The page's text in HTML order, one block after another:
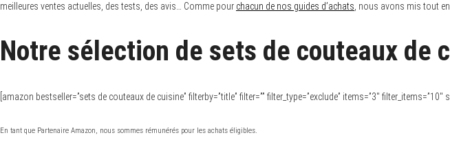
meilleures ventes actuelles, des tests, des avis… Comme pour chacun de nos guides d’achats , nous avons mis tout
Notre sélection de sets de couteaux de
[amazon bestseller=”sets de couteaux de cuisine” filterby=”title” filter=”” filter_type=”exclude” items=”3″
En tant que Partenaire Amazon, nous sommes rémunérés pour les achats éligibles.